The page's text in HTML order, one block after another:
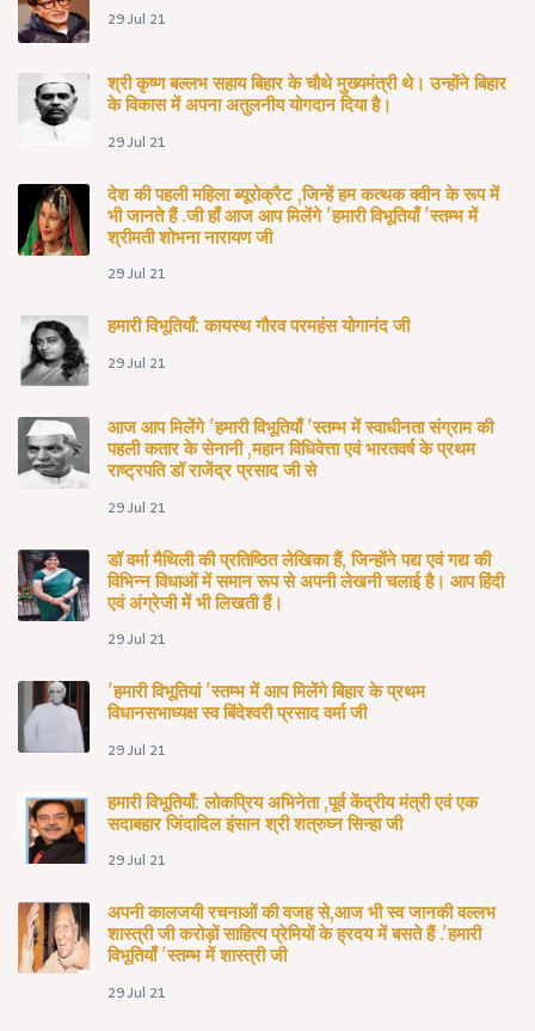
29 Jul 21
श्री कृष्ण बल्लभ सहाय बिहार के चौथे मुख्यमंत्री थे। उन्होंने बिहार
के विकास में अपना अतुलनीय योगदान दिया है।
29 Jul 21
देश की पहली महिला ब्यूरोक्रैट ,जिन्हें हम कत्थक क्वीन के रूप में
भी जानते हैं .जी हाँ आज आप मिलेंगे 'हमारी विभूतियाँ 'स्तम्भ में
श्रीमती शोभना नारायण जी
29 Jul 21
हमारी विभूतियाँ: कायस्थ गौरव परमहंस योगानंद जी
29 Jul 21
आज आप मिलेंगे 'हमारी विभूतियाँ 'स्तम्भ में स्वाधीनता संग्राम की
पहली कतार के सेनानी ,महान विधिवेत्ता एवं भारतवर्ष के प्रथम
राष्ट्रपति डॉ राजेंद्र प्रसाद जी से
29 Jul 21
डॉ वर्मा मैथिली की प्रतिष्ठित लेखिका हैं, जिन्होंने पद्य एवं गद्य की
विभिन्न विधाओं में समान रूप से अपनी लेखनी चलाई है। आप हिंदी
एवं अंग्रेजी में भी लिखती हैं।
29 Jul 21
'हमारी विभूतियां 'स्तम्भ में आप मिलेंगे बिहार के प्रथम
विधानसभाध्यक्ष स्व बिंदेश्वरी प्रसाद वर्मा जी
29 Jul 21
हमारी विभूतियाँ: लोकप्रिय अभिनेता ,पूर्व केंद्रीय मंत्री एवं एक
सदाबहार जिंदादिल इंसान श्री शत्रुघ्न सिन्हा जी
29 Jul 21
अपनी कालजयी रचनाओं की वजह से,आज भी स्व जानकी वल्लभ
शास्त्री जी करोड़ों साहित्य प्रेमियों के ह्रदय में बसते हैं .'हमारी
विभूतियाँ 'स्तम्भ में शास्त्री जी
29 Jul 21